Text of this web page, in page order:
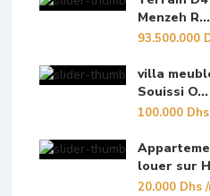
Menzeh R...
93.500.000
villa
Souissi O...
100.000
louer sur
20.000 Dhs